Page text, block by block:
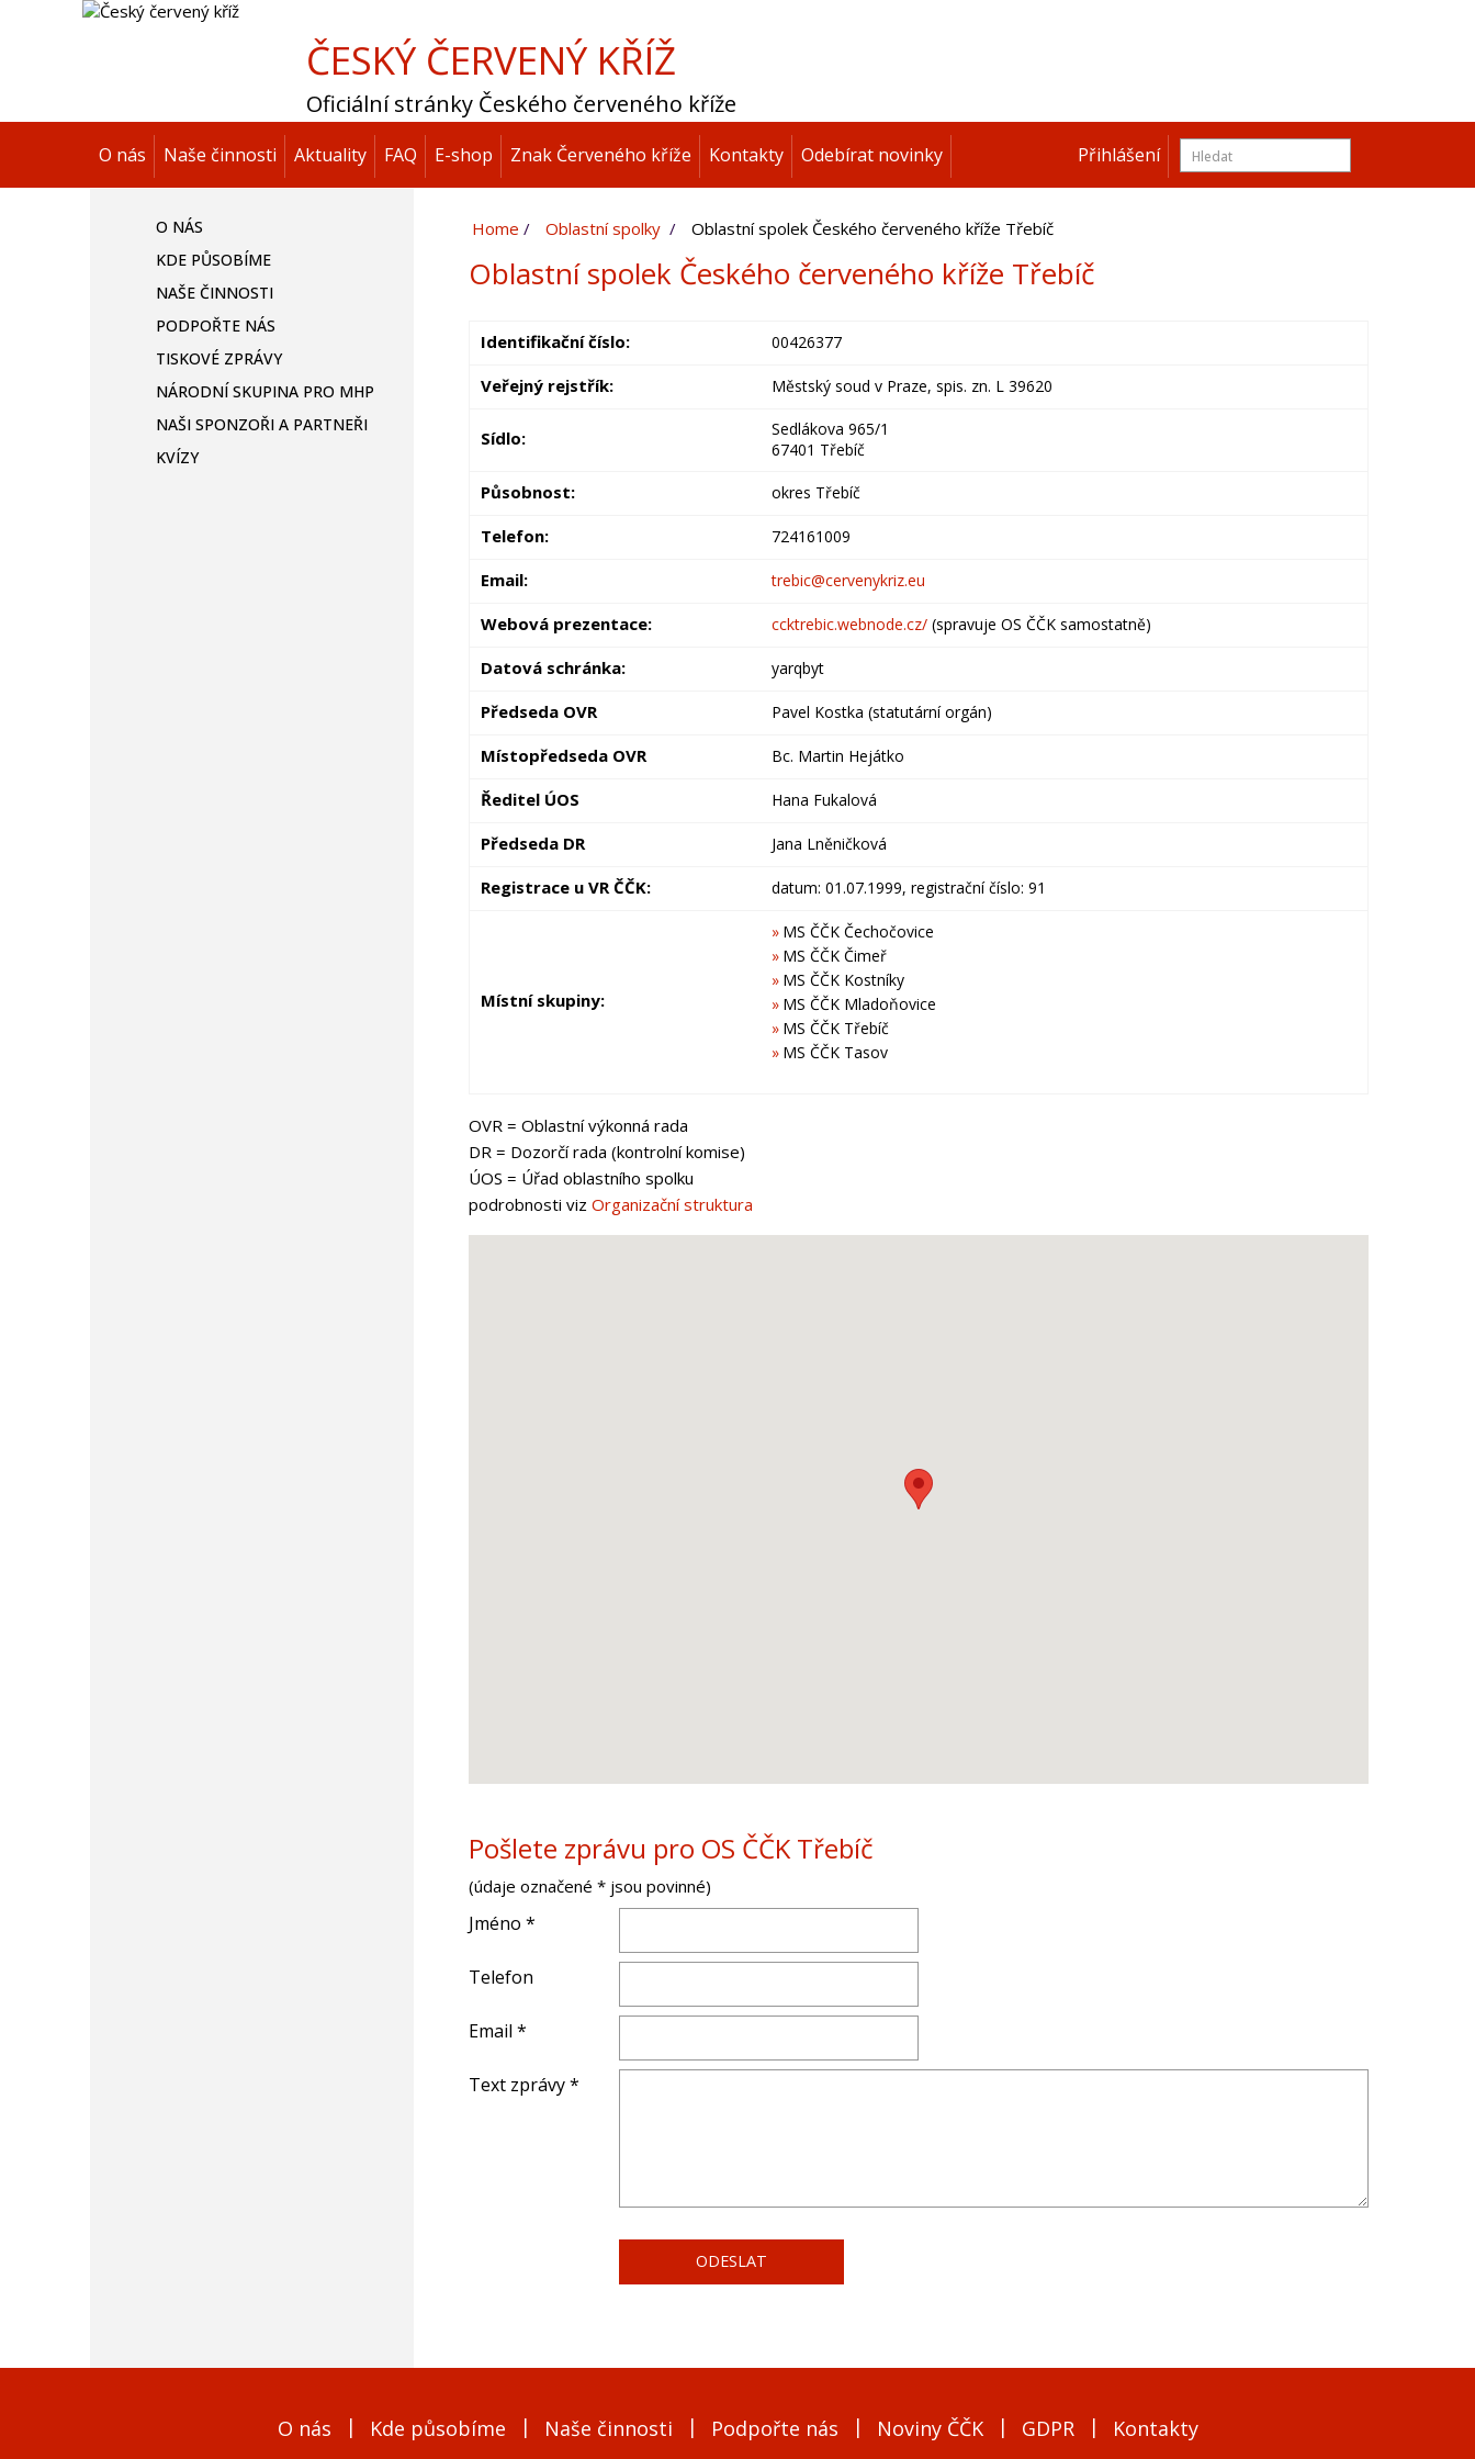
ČESKÝ ČERVENÝ KŘÍŽ
Oficiální stránky Českého červeného kříže
O nás Naše činnosti Aktuality FAQ E-shop Znak Červeného kříže Kontakty Odebírat novinky Přihlášení
Home Oblastní spolky Oblastní spolek Českého červeného kříže Třebíč
Oblastní spolek Českého červeného kříže Třebíč
Identifikační číslo: 00426377
Veřejný rejstřík: Městský soud v Praze, spis. zn. L 39620
Sídlo:
Sedlákova 965/1
67401 Třebíč
Působnost: okres Třebíč
Telefon: 724161009
Email: trebic@cervenykriz.eu
Webová prezentace: ccktrebic.webnode.cz/ (spravuje OS ČČK samostatně)
Datová schránka: yarqbyt
Předseda OVR Pavel Kostka (statutární orgán)
Místopředseda OVR Bc. Martin Hejátko
Ředitel ÚOS Hana Fukalová
Předseda DR Jana Lněničková
Registrace u VR ČČK: datum: 01.07.1999, registrační číslo: 91
Místní skupiny:
MS ČČK Čechočovice
MS ČČK Čimeř
MS ČČK Kostníky
MS ČČK Mladoňovice
MS ČČK Třebíč
MS ČČK Tasov
OVR = Oblastní výkonná rada
DR = Dozorčí rada (kontrolní komise)
ÚOS = Úřad oblastního spolku
podrobnosti viz Organizační struktura
Pošlete zprávu pro OS ČČK Třebíč
(údaje označené * jsou povinné)
Jméno *
Telefon
Email *
Text zprávy *
O NÁS
KDE PŮSOBÍME
NAŠE ČINNOSTI
PODPOŘTE NÁS
TISKOVÉ ZPRÁVY
NÁRODNÍ SKUPINA PRO MHP
NAŠI SPONZOŘI A PARTNEŘI
KVÍZY
O nás Kde působíme Naše činnosti Podpořte nás Noviny ČČK GDPR Kontakty